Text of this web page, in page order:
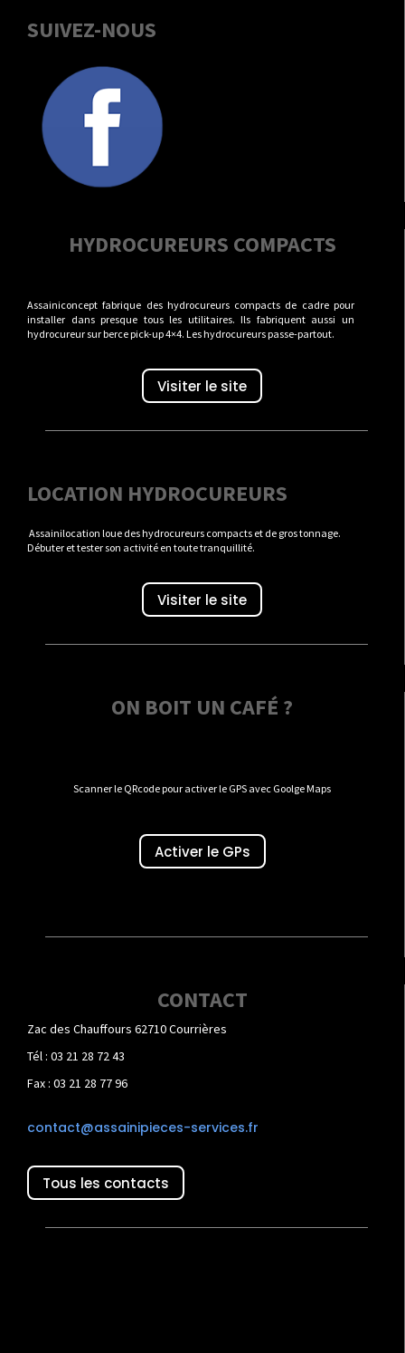
SUIVEZ-NOUS
HYDROCUREURS COMPACTS
Assainiconcept fabrique des hydrocureurs compacts de cadre pour
installer dans presque tous les utilitaires. Ils fabriquent aussi un
hydrocureur sur berce pick-up 4×4. Les hydrocureurs passe-partout.
Visiter le site
LOCATION HYDROCUREURS
Assainilocation loue des hydrocureurs compacts et de gros tonnage.
Débuter et tester son activité en toute tranquillité.
Visiter le site
ON BOIT UN CAFÉ ?
Scanner le QRcode pour activer le GPS avec Goolge Maps
Activer le GPs
CONTACT
Zac des Chauffours 62710 Courrières
Tél : 03 21 28 72 43
Fax : 03 21 28 77 96
contact@assainipieces-services.fr
Tous les contacts